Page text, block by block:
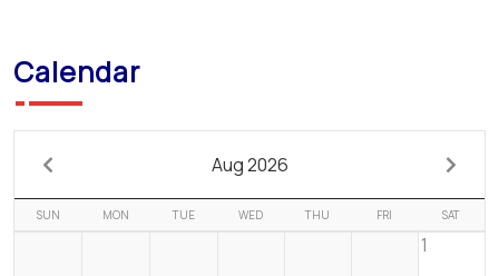
Calendar
Aug 2026
SUN MON TUE WED THU FRI SAT
1